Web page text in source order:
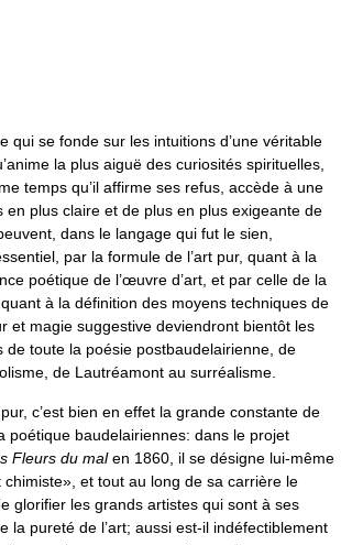
qui se fonde sur les intuitions d’une véritable
la plus aiguë des curiosités spirituelles,
temps qu’il affirme ses refus, accède à une
en plus claire et de plus en plus exigeante de
dans le langage qui fut le sien,
par la formule de l’art pur, quant à la
poétique de l’œuvre d’art, et par celle de la
à la définition des moyens techniques de
et magie suggestive deviendront bientôt les
de toute la poésie postbaudelairienne, de
de Lautréamont au surréalisme.
c’est bien en effet la grande constante de
poétique baudelairiennes: dans le projet
Fleurs du malen 1860, il se désigne lui-même
et tout au long de sa carrière le
glorifier les grands artistes qui sont à ses
la pureté de l’art; aussi est-il indéfectiblement